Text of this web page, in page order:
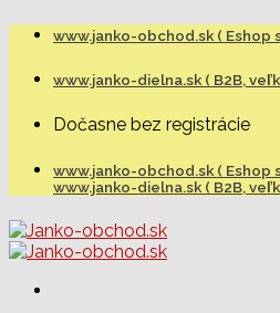
Skip
content
www.janko-obchod.sk ( Eshop
www.janko-dielna.sk ( B2B,
Dočasne bez registrácie
www.janko-obchod.sk ( Eshop
www.janko-dielna.sk ( B2B,